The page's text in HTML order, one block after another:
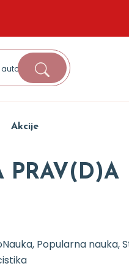
Akcije
PRAV(D)A
Nauka, Popularna nauka,